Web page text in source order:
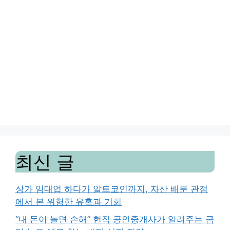
최신 글
상가 임대업 하다가 알트코인까지, 자산 배분 관점
에서 본 위험한 유혹과 기회
“내 돈이 놀면 손해” 현직 공인중개사가 알려주는 금